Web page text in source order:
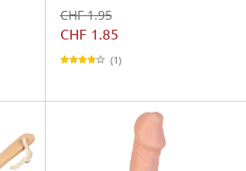
CHF 1.95
CHF 1.85
(1)